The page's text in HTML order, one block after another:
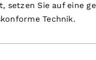
setzen Sie auf eine
Technik.